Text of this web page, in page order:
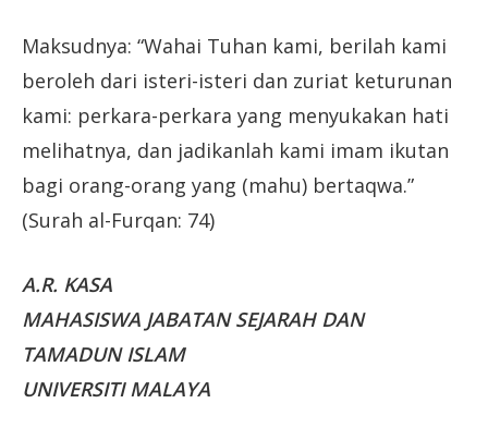
Maksudnya: “Wahai Tuhan kami, berilah kami
beroleh dari isteri-isteri dan zuriat keturunan
kami: perkara-perkara yang menyukakan hati
melihatnya, dan jadikanlah kami imam ikutan
bagi orang-orang yang (mahu) bertaqwa.”
(Surah al-Furqan: 74)
A.R. KASA
MAHASISWA JABATAN SEJARAH DAN
TAMADUN ISLAM
UNIVERSITI MALAYA